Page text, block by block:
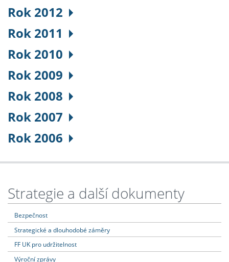
Rok 2012
Rok 2011
Rok 2010
Rok 2009
Rok 2008
Rok 2007
Rok 2006
Strategie a další dokumenty
Bezpečnost
Strategické a dlouhodobé záměry
FF UK pro udržitelnost
Výroční zprávy